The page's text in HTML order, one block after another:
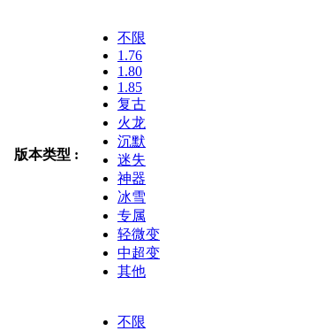
版本类型 :
不限
1.76
1.80
1.85
复古
火龙
沉默
迷失
神器
冰雪
专属
轻微变
中超变
其他
不限